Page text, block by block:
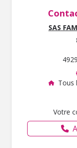
SAS
Tous
Votre